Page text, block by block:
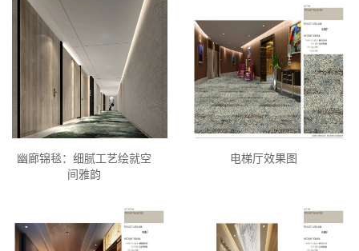
幽廊锦毯：细腻工艺绘就空
间雅韵
电梯厅效果图